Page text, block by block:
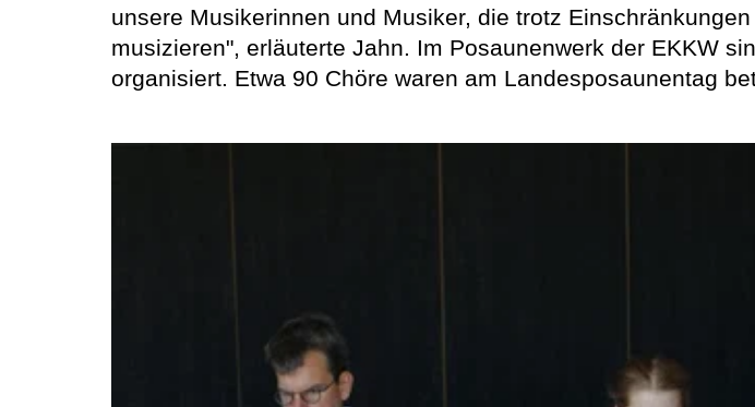
unsere Musikerinnen und Musiker, die trotz
musizieren", erläuterte Jahn. Im Posaunenwerk der EKKW
organisiert. Etwa 90 Chöre waren am Landesposaunentag